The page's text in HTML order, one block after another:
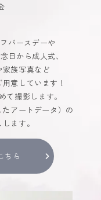
バースデーや
日から成人式、
族写真など
意しています！
て撮影します。
アートデータ）の
ます。
ちら